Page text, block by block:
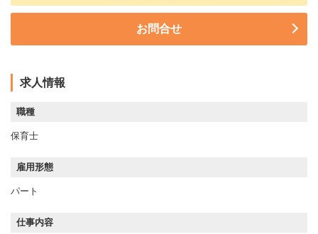
お問合せ
求人情報
職種
保育士
雇用形態
パート
仕事内容